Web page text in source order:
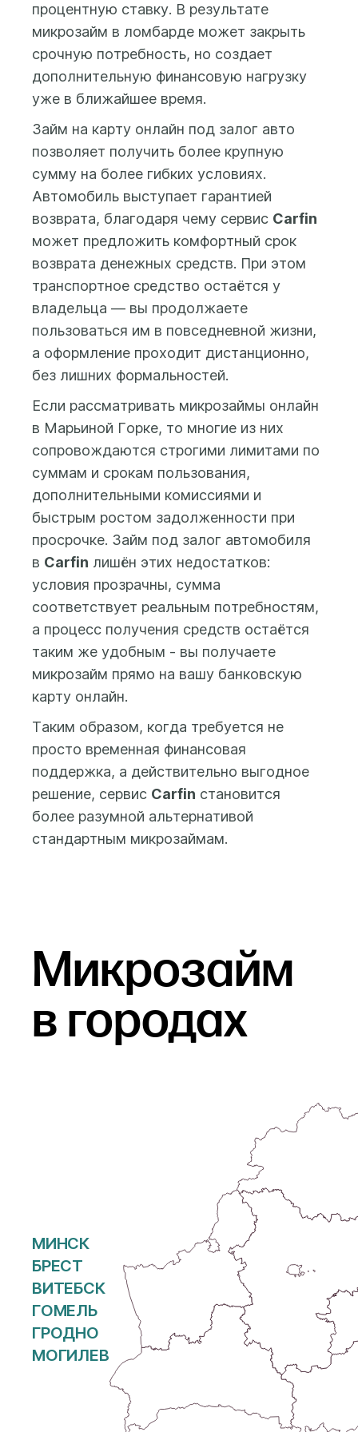
телефону. В любом
случае Вы
заплатите только
за дни
фактического
средств.
предоставление
кредитного отчета.
После этого Вам будет
доступна форма
заполнения заявки на
получение займа, где вы
сможете указать
желаемую сумму займа
(от 500 до 100 000 бел.
рублей) и срок займа (до
25 месяцев), а также
предоставить данные и
фото автомобиля и
регистрации
(техпаспорта) на
автомобиль.
Заем выдается на
банковскую карту,
заемщика. После
заполнения анкеты и
проверки данных
системой ответ по Вашей
заявке будет доступен в
Личном кабинете.
процентную ставку. В результате
микрозайм в ломбарде может закрыть
срочную потребность, но создает
дополнительную финансовую нагрузку
уже в ближайшее время.
Займ на карту онлайн под залог авто
позволяет получить более крупную
сумму на более гибких условиях.
Автомобиль выступает гарантией
возврата, благодаря чему сервис Carfin
может предложить комфортный срок
возврата денежных средств. При этом
транспортное средство остаётся у
владельца — вы продолжаете
пользоваться им в повседневной жизни,
а оформление проходит дистанционно,
без лишних формальностей.
Если рассматривать микрозаймы онлайн
в Марьиной Горке, то многие из них
сопровождаются строгими лимитами по
суммам и срокам пользования,
дополнительными комиссиями и
быстрым ростом задолженности при
просрочке. Займ под залог автомобиля
в Carfin лишён этих недостатков:
условия прозрачны, сумма
соответствует реальным потребностям,
а процесс получения средств остаётся
таким же удобным - вы получаете
микрозайм прямо на вашу банковскую
карту онлайн.
Таким образом, когда требуется не
просто временная финансовая
поддержка, а действительно выгодное
решение, сервис Carfin становится
более разумной альтернативой
стандартным микрозаймам.
Микрозайм
в городах
МИНСК
БРЕСТ
ВИТЕБСК
ГОМЕЛЬ
ГРОДНО
МОГИЛЕВ